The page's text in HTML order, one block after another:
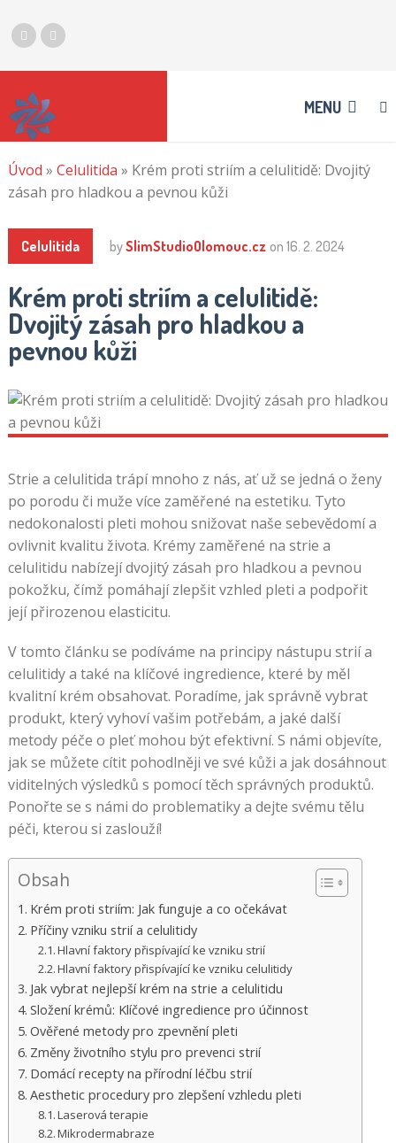
MENU
Úvod » Celulitida » Krém proti striím a celulitidě: Dvojitý
zásah pro hladkou a pevnou kůži
Celulitida bySlimStudioOlomouc.cz on 16. 2. 2024
Krém proti striím a celulitidě:
Dvojitý zásah pro hladkou a
pevnou kůži
Strie a celulitida trápí mnoho z nás, ať už se jedná o ženy
po porodu či muže více zaměřené na estetiku. Tyto
nedokonalosti pleti mohou snižovat naše sebevědomí a
ovlivnit kvalitu života. Krémy zaměřené na strie a
celulitidu nabízejí dvojitý zásah pro hladkou a pevnou
pokožku, čímž pomáhají zlepšit vzhled pleti a podpořit
její přirozenou elasticitu.
V tomto článku se podíváme na principy nástupu strií a
celulitidy a také na klíčové ingredience, které by měl
kvalitní krém obsahovat. Poradíme, jak správně vybrat
produkt, který vyhoví vašim potřebám, a jaké další
metody péče o pleť mohou být efektivní. S námi objevíte,
jak se můžete cítit pohodlněji ve své kůži a jak dosáhnout
viditelných výsledků s pomocí těch správných produktů.
Ponořte se s námi do problematiky a dejte svému tělu
péči, kterou si zaslouží!
Obsah
Krém proti striím: Jak funguje a co očekávat
Příčiny vzniku strií a celulitidy
Hlavní faktory přispívající ke vzniku strií
Hlavní faktory přispívající ke vzniku celulitidy
Jak vybrat nejlepší krém na strie a celulitidu
Složení krémů: Klíčové ingredience pro účinnost
Ověřené metody pro zpevnění pleti
Změny životního stylu pro prevenci strií
Domácí recepty na přírodní léčbu strií
Aesthetic procedury pro zlepšení vzhledu pleti
Laserová terapie
Mikrodermabraze